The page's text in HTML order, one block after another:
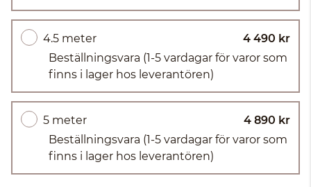
4.5 meter
4 490 kr
Beställningsvara (1-5 vardagar för varor som
finns i lager hos leverantören)
5 meter
4 890 kr
Beställningsvara (1-5 vardagar för varor som
finns i lager hos leverantören)